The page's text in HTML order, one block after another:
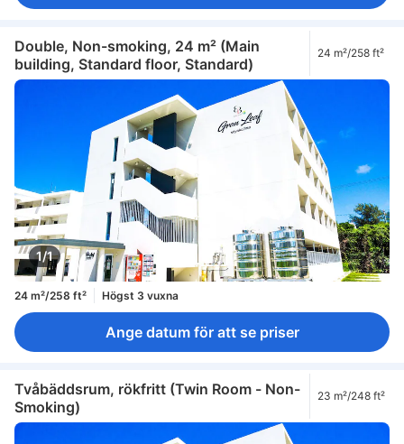
Double, Non-smoking, 24 m² (Main
building, Standard floor, Standard)
24 m²/258 ft²
1/1
24 m²/258 ft² Högst 3 vuxna
Ange datum för att se priser
Tvåbäddsrum, rökfritt (Twin Room - Non-
Smoking)
23 m²/248 ft²